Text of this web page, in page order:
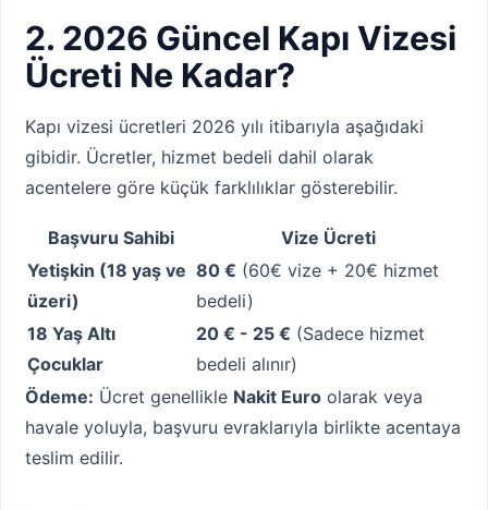
2. 2026 Güncel Kapı Vizesi
Ücreti Ne Kadar?
Kapı vizesi ücretleri 2026 yılı itibarıyla aşağıdaki
gibidir. Ücretler, hizmet bedeli dahil olarak
acentelere göre küçük farklılıklar gösterebilir.
Başvuru Sahibi
Vize Ücreti
Yetişkin (18 yaş ve
üzeri)
80 € (60€ vize + 20€ hizmet
bedeli)
18 Yaş Altı
Çocuklar
20 € - 25 € (Sadece hizmet
bedeli alınır)
Ödeme: Ücret genellikle Nakit Euro olarak veya
havale yoluyla, başvuru evraklarıyla birlikte acentaya
teslim edilir.